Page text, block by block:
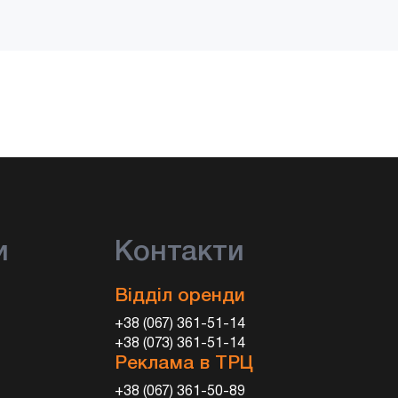
Контакти
Відділ оренди
+38 (067) 361-51-14
+38 (073) 361-51-14
Реклама в ТРЦ
+38 (067) 361-50-89